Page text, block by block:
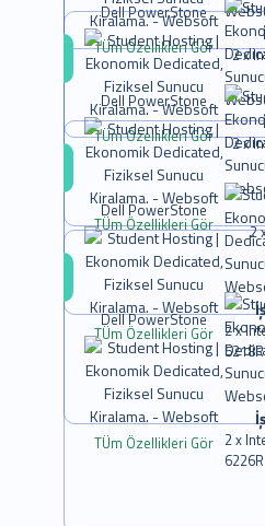
TÜm Özellikleri Gör 2 x
Dell PowerStone
TÜm Özellikleri Gör 2 x
Dell PowerStone
TÜm Özellikleri Gör 2
Dell PowerStone
TÜm Özellikleri Gör 2 x
5218R
Dell PowerStone
TÜm Özellikleri Gör 2 x
6226R